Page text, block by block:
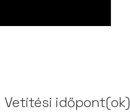
Vetítési időpont(ok)